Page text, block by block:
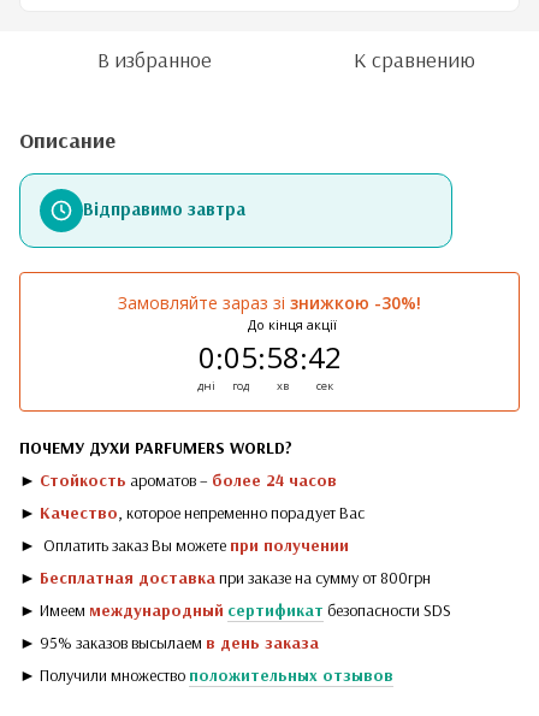
В избранное К сравнению
Описание
Відправимо завтра
Замовляйте зараз зі знижкою -30%!
До кінця акції
0
дні
:05
год
:58
хв
:42
сек
ПОЧЕМУ ДУХИ PARFUMERS WORLD?
► Стойкость ароматов – более 24 часов
► Качество , которое непременно порадует Вас
► Оплатить заказ Вы можете при получении
► Бесплатная доставка при заказе на сумму от 800грн
► Имеем международный сертификат безопасности SDS
► 95% заказов высылаем в день заказа
► Получили множество положительных отзывов